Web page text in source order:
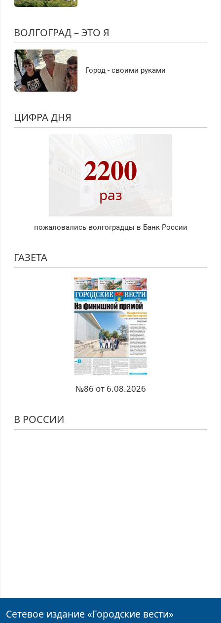
ВОЛГОГРАД – ЭТО Я
Город - своими руками
ЦИФРА ДНЯ
2200
раз
пожаловались волгоградцы в Банк России
ГАЗЕТА
№86 от 6.08.2026
В РОССИИ
Сетевое издание «Городские вести»